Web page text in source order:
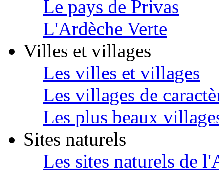
Le pays de Privas
L'Ardèche Verte
Villes et villages
Les villes et villages
Les villages de
Les plus beaux
Sites naturels
Les sites naturels de